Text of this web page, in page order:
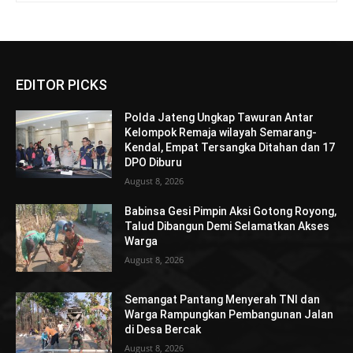
EDITOR PICKS
Polda Jateng Ungkap Tawuran Antar
Kelompok Remaja wilayah Semarang-
Kendal, Empat Tersangka Ditahan dan 17
DPO Diburu
August 8, 2026
Babinsa Gesi Pimpin Aksi Gotong Royong,
Talud Dibangun Demi Selamatkan Akses
Warga
August 8, 2026
Semangat Pantang Menyerah TNI dan
Warga Rampungkan Pembangunan Jalan
di Desa Bercak
August 8, 2026